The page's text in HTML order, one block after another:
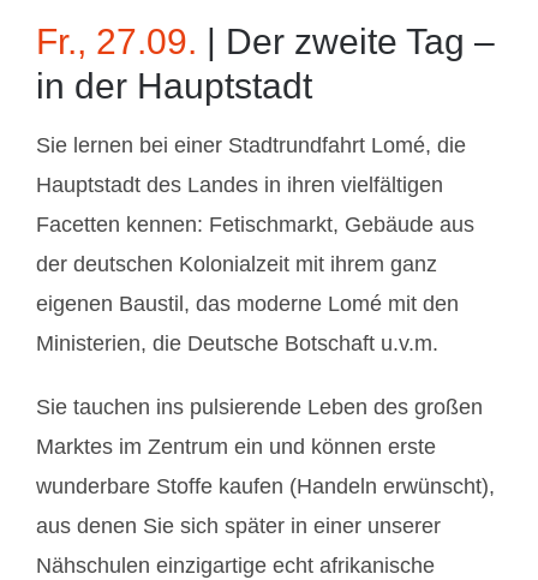
Fr., 27.09. | Der zweite Tag –
in der Hauptstadt
Sie lernen bei einer Stadtrundfahrt Lomé, die
Hauptstadt des Landes in ihren vielfältigen
Facetten kennen: Fetischmarkt, Gebäude aus
der deutschen Kolonialzeit mit ihrem ganz
eigenen Baustil, das moderne Lomé mit den
Ministerien, die Deutsche Botschaft u.v.m.
Sie tauchen ins pulsierende Leben des großen
Marktes im Zentrum ein und können erste
wunderbare Stoffe kaufen (Handeln erwünscht),
aus denen Sie sich später in einer unserer
Nähschulen einzigartige echt afrikanische